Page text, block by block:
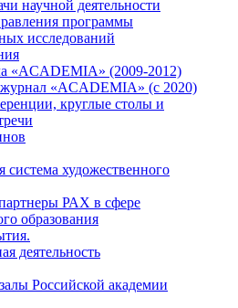
научной деятельности
программы
исследований
«ACADEMIA» (2009-2012)
«ACADEMIA» (с 2020)
круглые столы и
система художественного
РАХ в сфере
образования
деятельность
Российской академии